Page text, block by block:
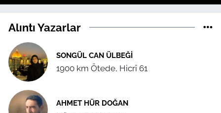
Alıntı Yazarlar
SONGÜL CAN ÜLBEĞI
1900 km Ötede, Hicrî 61
AHMET HÜR DOĞAN